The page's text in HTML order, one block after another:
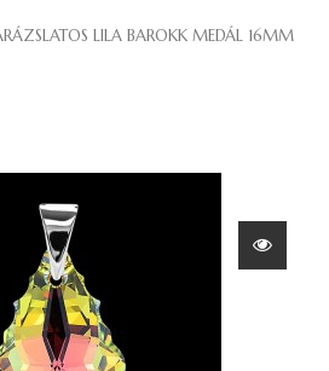
LILA BAROKK MEDÁL 16MM